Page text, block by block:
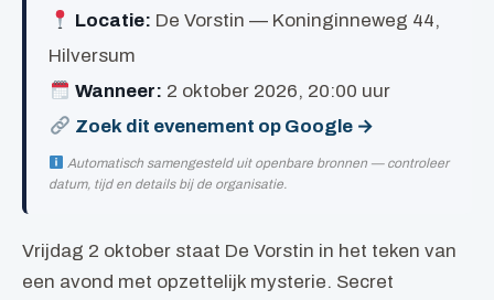
Locatie: De Vorstin — Koninginneweg 44,
Hilversum
Wanneer: 2 oktober 2026, 20:00 uur
Zoek dit evenement op Google →
Automatisch samengesteld uit openbare bronnen — controleer
datum, tijd en details bij de organisatie.
Vrijdag 2 oktober staat De Vorstin in het teken van
een avond met opzettelijk mysterie. Secret